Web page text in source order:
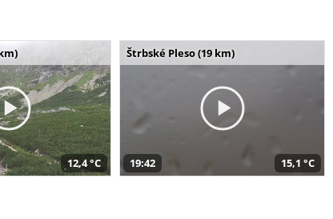
12,4 °C
Štrbské Pleso (19 km)
19:42 15,1 °C